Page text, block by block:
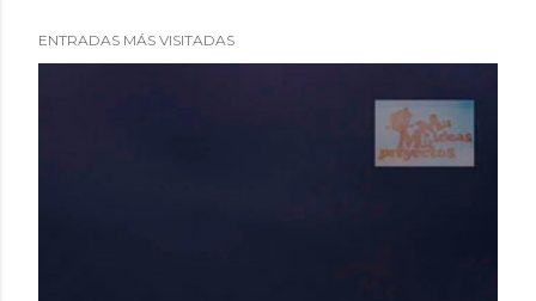
ENTRADAS MÁS VISITADAS